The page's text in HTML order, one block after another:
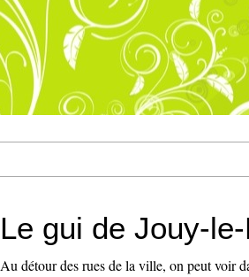
Le gui de Jouy-
Au détour des rues de la ville, on peut voir